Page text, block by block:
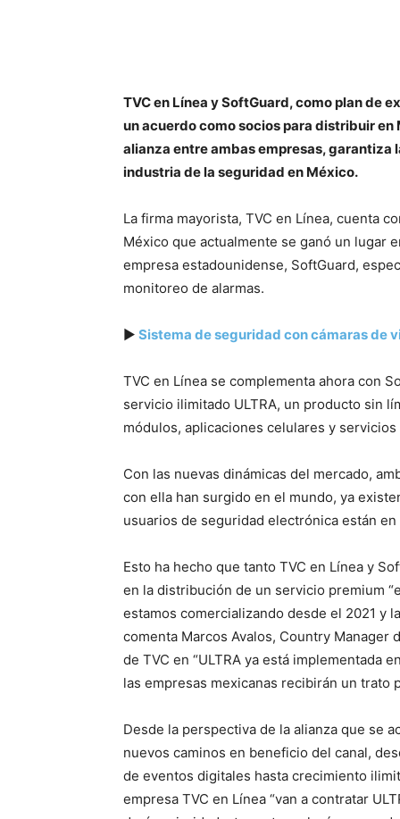
TVC en Línea y SoftGuard, como plan de
un acuerdo como socios para distribuir en
alianza entre ambas empresas, garantiza
industria de la seguridad en México.
La firma mayorista, TVC en Línea, cuenta
México que actualmente se ganó un lugar
empresa estadounidense, SoftGuard,
monitoreo de alarmas.
▶ Sistema de seguridad con cámaras de
TVC en Línea se complementa ahora con
servicio ilimitado ULTRA, un producto sin
módulos, aplicaciones celulares y
Con las nuevas dinámicas del mercado,
con ella han surgido en el mundo, ya
usuarios de seguridad electrónica están
Esto ha hecho que tanto TVC en Línea y
en la distribución de un servicio premium
estamos comercializando desde el 2021 y
comenta Marcos Avalos, Country Manager
de TVC en “ULTRA ya está implementada
las empresas mexicanas recibirán un trato
Desde la perspectiva de la alianza que se
nuevos caminos en beneficio del canal,
de eventos digitales hasta crecimiento
empresa TVC en Línea “van a contratar